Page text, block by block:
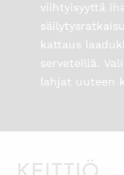
viihtyisyyttä
kattaus
serveteillä.
lahjat uuteen